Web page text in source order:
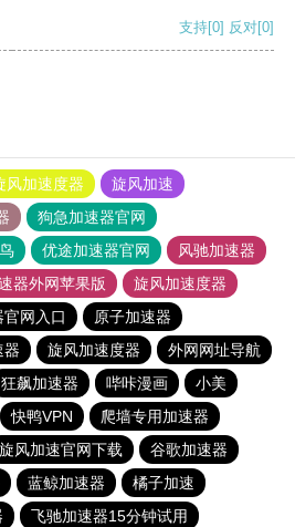
支持[0] 反对[0]
风加速度器
旋风加速
狗急加速器官网
优途加速器官网
风驰加速器
器外网苹果版
旋风加速度器
网入口
原子加速器
器 旋风加速度器
外网网址导航
狂飙加速器 哔咔漫画
小美
快鸭VPN
爬墙专用加速器
旋风加速官网下载
谷歌加速器
蓝鲸加速器
橘子加速
飞驰加速器15分钟试用